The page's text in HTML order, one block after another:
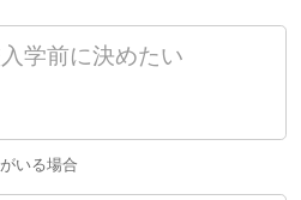
いる場合